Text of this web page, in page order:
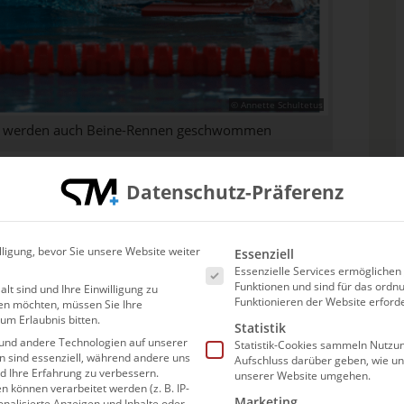
© Annette Schultetus
auch Beine-Rennen geschwommen
Mehrkampf (DM SMK) finden
Zugelassen werden dabei all jene
in der Bestenliste über 200m Lagen
01. Dezember 2024 bis einschließlich
Datenschutz-Präferenz
bevor Sie unsere Website weiter
sind und Ihre Einwilligung zu
möchten, müssen Sie Ihre
Erlaubnis bitten.
andere Technologien auf unserer
sind essenziell, während andere uns
Ihre Erfahrung zu verbessern.
können verarbeitet werden (z. B. IP-
Es folgt eine Liste der
Essenziell
Essenzielle Services
Funktionen und sind für das
Funktionieren der Website
Statistik
Statistik-Cookies sammeln
Aufschluss darüber geben, wie
unserer Website umgehen.